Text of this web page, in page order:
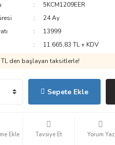
5KCM1209EER
24 Ay
13999
11.665,83 TL + KDV
TL den başlayan taksitlerle!
Sepete Ekle
Tavsiye Et Yorum Yaz